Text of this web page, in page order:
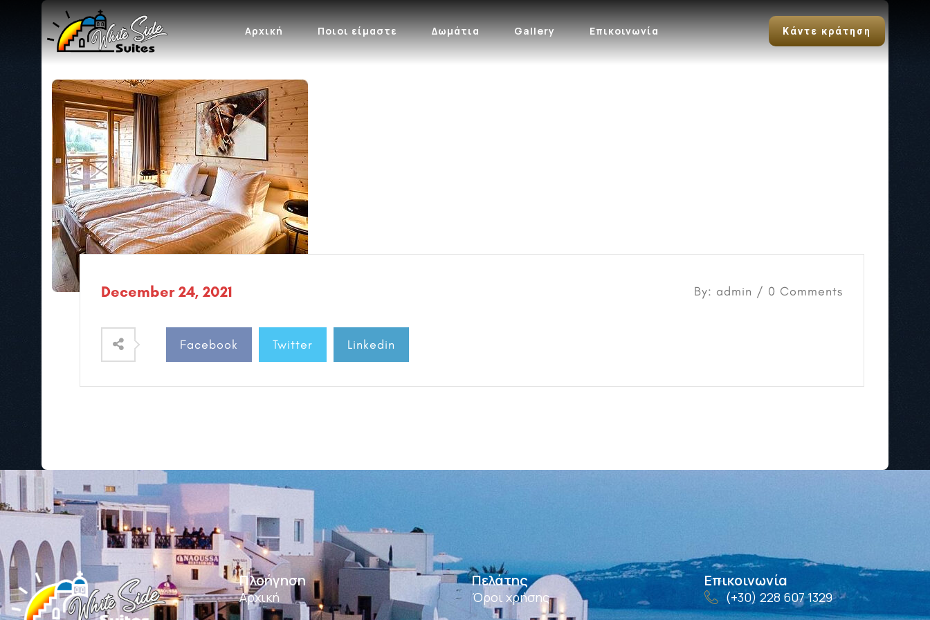
Αρχική Ποιοι είμαστε Δωμάτια Gallery Επικοινωνία Κάντε κράτηση
December 24, 2021 By: admin / 0 Comments
Facebook Twitter Linkedin
Πλοήγηση
Αρχική
Πελάτης
Όροι χρήσης
Επικοινωνία
(+30) 228 607 1329